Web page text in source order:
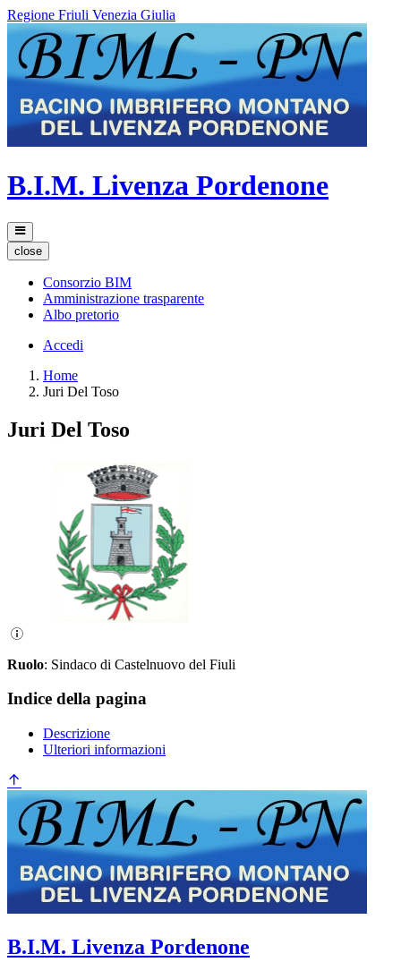
Regione Friuli Venezia Giulia
B.I.M. Livenza Pordenone
close
Consorzio BIM
Amministrazione trasparente
Albo pretorio
Accedi
Home
Juri Del Toso
Juri Del Toso
Ruolo: Sindaco di Castelnuovo del Fiuli
Indice della pagina
Descrizione
Ulteriori informazioni
B.I.M. Livenza Pordenone